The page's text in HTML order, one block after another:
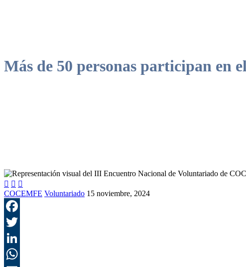
Más de 50 personas participan
  
COCEMFE Voluntariado 15 noviembre, 2024